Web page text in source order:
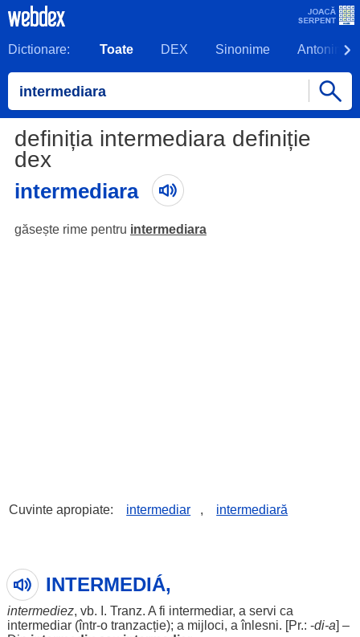
Dictionare: Toate DEX Sinonime Antonime
definiția intermediara definiție
dex
intermediara
găsește rime pentru intermediara
Cuvinte apropiate: intermediar , intermediară
INTERMEDIÁ,
intermediez, vb. I. Tranz. A fi intermediar, a servi ca
intermediar(într-o tranzacție); a mijloci, aînlesni. [Pr.: -di-a] –